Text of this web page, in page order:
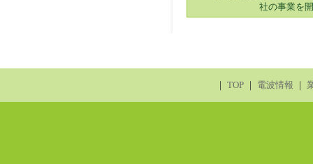
社の事業を
｜ TOP｜ 電波情報 ｜